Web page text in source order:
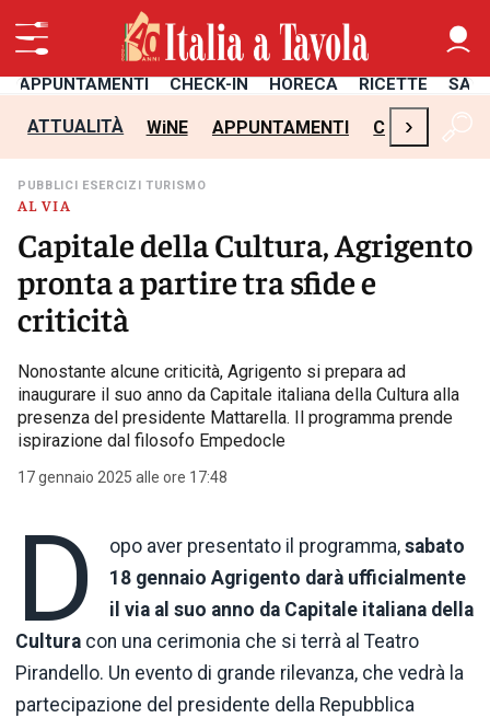
APPUNTAMENTI CHECK-IN HORECA RICETTE
ATTUALITÀ WiNE APPUNTAMENTI CHECK-IN
›
AL VIA
PUBBLICI ESERCIZI TURISMO
Capitale della Cultura, Agrigento
pronta a partire tra sfide e
criticità
Nonostante alcune criticità, Agrigento si prepara ad
inaugurare il suo anno da Capitale italiana della Cultura alla
presenza del presidente Mattarella. Il programma prende
ispirazione dal filosofo Empedocle
17 gennaio 2025 alle ore 17:48
D opo aver presentato il programma, sabato
18 gennaio Agrigento darà ufficialmente
il via al suo anno da Capitale italiana della
Cultura con una cerimonia che si terrà al Teatro
Pirandello. Un evento di grande rilevanza, che vedrà la
partecipazione del presidente della Repubblica